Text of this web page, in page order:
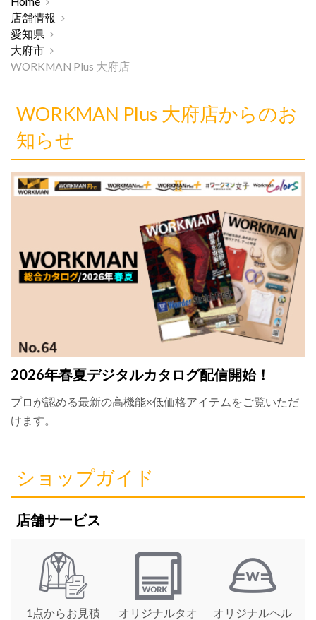
店舗情報
愛知県
大府市
WORKMAN Plus 大府店
WORKMAN Plus 大府店からのお
知らせ
2026年春夏デジタルカタログ配信開始！
プロが認める最新の高機能×低価格アイテムをご覧いただ
けます。
ショップガイド
店舗サービス
1点からお見積
オリジナルタオ
オリジナルヘル